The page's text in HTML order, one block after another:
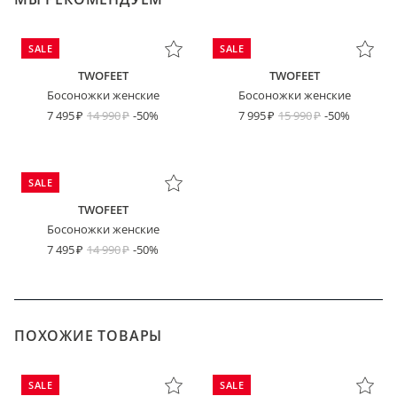
SALE
TWOFEET
Босоножки женские
7 495
14 990 -50%
SALE
TWOFEET
Босоножки женские
7 995
15 990 -50%
SALE
TWOFEET
Босоножки женские
7 495
14 990 -50%
ПОХОЖИЕ ТОВАРЫ
SALE SALE